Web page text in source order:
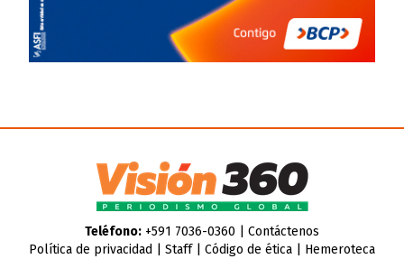
Teléfono:+591 7036-0360 | Contáctenos
Política de privacidad
Staff| Código de ética| Hemeroteca